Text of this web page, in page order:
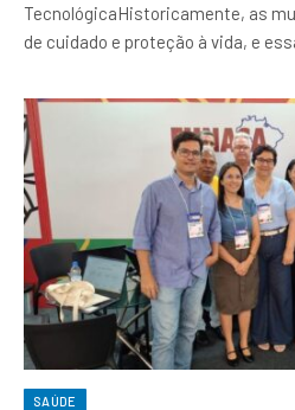
TecnológicaHistoricamente, as
de cuidado e proteção à vida, e
SAÚDE